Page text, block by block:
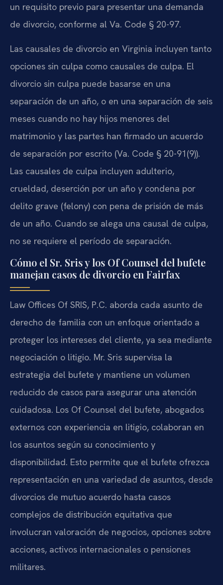
un requisito previo para presentar una demanda
de divorcio, conforme al Va. Code § 20-97.
Las causales de divorcio en Virginia incluyen tanto
opciones sin culpa como causales de culpa. El
divorcio sin culpa puede basarse en una
separación de un año, o en una separación de seis
meses cuando no hay hijos menores del
matrimonio y las partes han firmado un acuerdo
de separación por escrito (Va. Code § 20-91(9)).
Las causales de culpa incluyen adulterio,
crueldad, deserción por un año y condena por
delito grave (felony) con pena de prisión de más
de un año. Cuando se alega una causal de culpa,
no se requiere el período de separación.
Cómo el Sr. Sris y los Of Counsel del bufete
manejan casos de divorcio en Fairfax
Law Offices Of SRIS, P.C. aborda cada asunto de
derecho de familia con un enfoque orientado a
proteger los intereses del cliente, ya sea mediante
negociación o litigio. Mr. Sris supervisa la
estrategia del bufete y mantiene un volumen
reducido de casos para asegurar una atención
cuidadosa. Los Of Counsel del bufete, abogados
externos con experiencia en litigio, colaboran en
los asuntos según su conocimiento y
disponibilidad. Esto permite que el bufete ofrezca
representación en una variedad de asuntos, desde
divorcios de mutuo acuerdo hasta casos
complejos de distribución equitativa que
involucran valoración de negocios, opciones sobre
acciones, activos internacionales o pensiones
militares.